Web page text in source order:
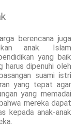
berencana juga
anak. Islam
yang baik
harus dipenuhi oleh
suami istri
yang tepat agar
yang memadai
mereka dapat
kepada anak-anak